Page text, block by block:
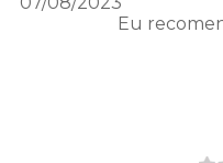
Eu